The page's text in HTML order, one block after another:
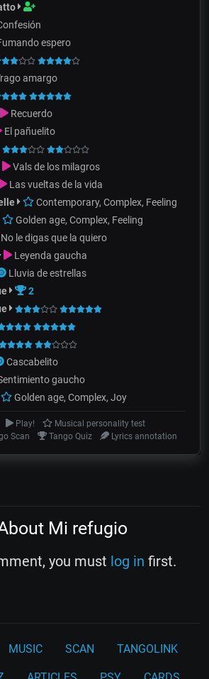
espero
amargo
Recuerdo
El pañuelito
Vals de los milagros
Las vueltas de la vida
Contemporary, Complex, Feeling
Golden age, Complex, Feeling
No le digas que la quiero
Leyenda gaucha
Lluvia de estrellas
2
Cascabelito
gaucho
Golden age, Complex, Joy
Play!
Musical personality test
Scan Tango Quiz Lyrics annotation
Mi refugio
you must log in first.
MUSIC SCAN TANGOLINK